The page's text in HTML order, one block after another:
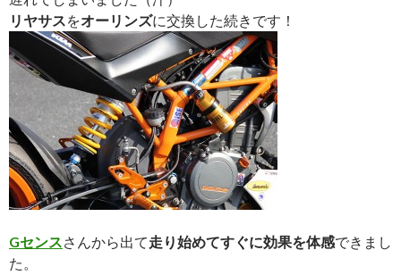
リヤサスをオーリンズに交換した続きです！
Gセンスさんから出て走り始めてすぐに効果を体感できまし
た。